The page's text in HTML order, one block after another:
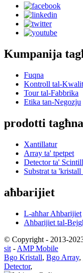
Kumpanija
Fuqna
Kontroll tal-
Tour tal-Fabbrika
Etika tan-Negozju
prodotti tagħna
Xantillatur
Array ta' tpetpet
Detector ta'
Substrat ta
aħbarijiet
L-aħħar Aħbarijiet
Aħbarijiet tal-
© Copyright - 2013-
sit - AMP Mobile
Bgo Kristall, Bgo Array,
Detector,